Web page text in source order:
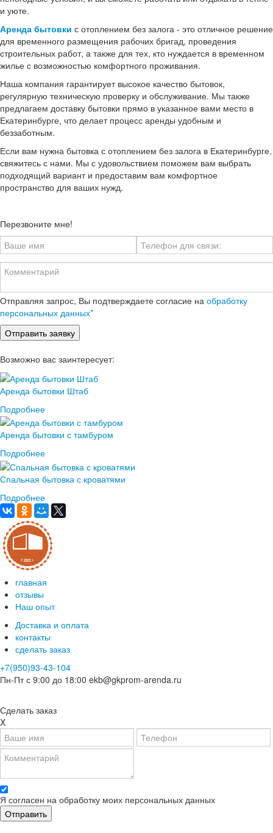
и уюте.
Аренда бытовки с отоплением без залога - это отличное решение
для временного размещения рабочих бригад, проведения
строительных работ, а также для тех, кто нуждается в временном
жилье с возможностью комфортного проживания.
Наша компания гарантирует высокое качество бытовок,
регулярную техническую проверку и обслуживание. Мы также
предлагаем доставку бытовки прямо в указанное вами место в
Екатеринбурге, что делает процесс аренды удобным и
беззаботным.
Если вам нужна бытовка с отоплением без залога в Екатеринбурге,
свяжитесь с нами. Мы с удовольствием поможем вам выбрать
подходящий вариант и предоставим вам комфортное
пространство для ваших нужд.
Перезвоните мне!
Отправляя запрос, Вы подтверждаете согласие на обработку
персональных данных*
Возможно вас заинтересует:
Аренда бытовки Штаб
Подробнее
Аренда бытовки с тамбуром
Подробнее
Спальная бытовка с кроватями
Подробнее
главная
отзывы
Наш опыт
Доставка и оплата
контакты
сделать заказ
+7(950)93-43-104
Пн-Пт с 9:00 до 18:00 ekb@gkprom-arenda.ru
Сделать заказ
X
Я согласен на обработку моих персональных данных